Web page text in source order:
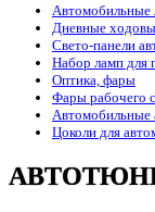
Автомобильные
Дневные
Свето-панели
Набор ламп для
Оптика, фары
Фары рабочего
Автомобильные
Цоколи для